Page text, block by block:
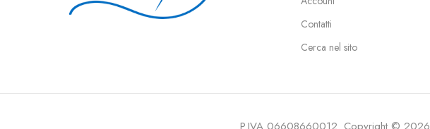
Contatti
Cerca nel sito